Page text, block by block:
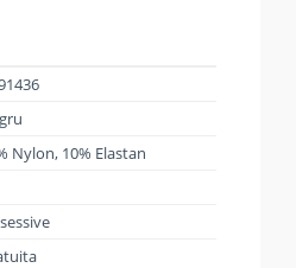
Nylon, 10% Elastan